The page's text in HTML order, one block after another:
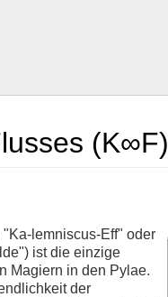
(K∞F)
lemniscus-Eff" oder
ist die einzige
Magiern in den Pylae.
der